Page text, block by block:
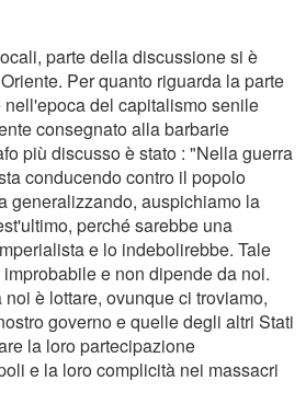
parte della discussione si è
Per quanto riguarda la parte
del capitalismo senile
consegnato alla barbarie
più discusso è stato : "Nella guerra
conducendo contro il popolo
generalizzando, auspichiamo la
perché sarebbe una
e lo indebolirebbe. Tale
e non dipende da noi.
è lottare, ovunque ci troviamo,
governo e quelle degli altri Stati
la loro partecipazione
e la loro complicità nei massacri